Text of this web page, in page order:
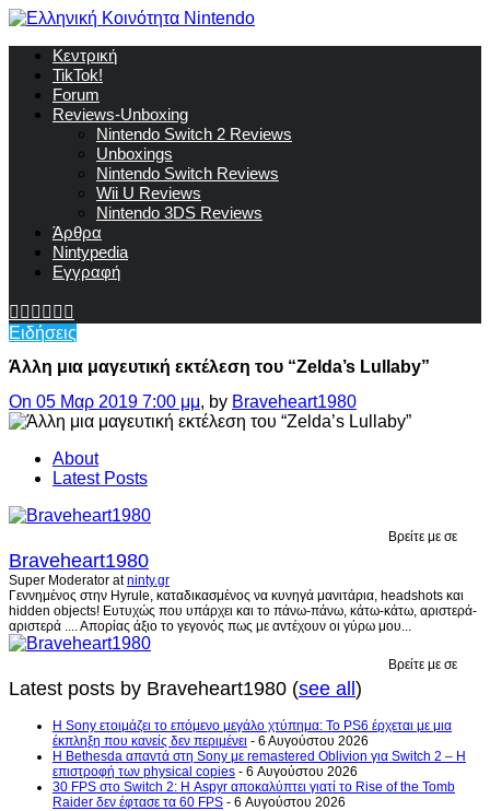
Κεντρική
TikTok!
Forum
Reviews-Unboxing
Nintendo Switch 2 Reviews
Unboxings
Nintendo Switch Reviews
Wii U Reviews
Nintendo 3DS Reviews
Άρθρα
Nintypedia
Εγγραφή
Ειδήσεις
Άλλη μια μαγευτική εκτέλεση του “Zelda’s Lullaby”
On 05 Μαρ 2019 7:00 μμ, by Braveheart1980
About
Latest Posts
Βρείτε με σε
Braveheart1980
Super Moderator atninty.gr
Γεννημένος στην Hyrule, καταδικασμένος να κυνηγά μανιτάρια, headshots και
hidden objects! Ευτυχώς που υπάρχει και το πάνω-πάνω, κάτω-κάτω, αριστερά-
αριστερά .... Απορίας άξιο το γεγονός πως με αντέχουν οι γύρω μου...
Βρείτε με σε
Latest posts by Braveheart1980 (see all)
Η Sony ετοιμάζει το επόμενο μεγάλο χτύπημα: Το PS6 έρχεται με μια
έκπληξη που κανείς δεν περιμένει - 6 Αυγούστου 2026
Η Bethesda απαντά στη Sony με remastered Oblivion για Switch 2 – Η
επιστροφή των physical copies - 6 Αυγούστου 2026
30 FPS στο Switch 2: Η Aspyr αποκαλύπτει γιατί το Rise of the Tomb
Raider δεν έφτασε τα 60 FPS - 6 Αυγούστου 2026